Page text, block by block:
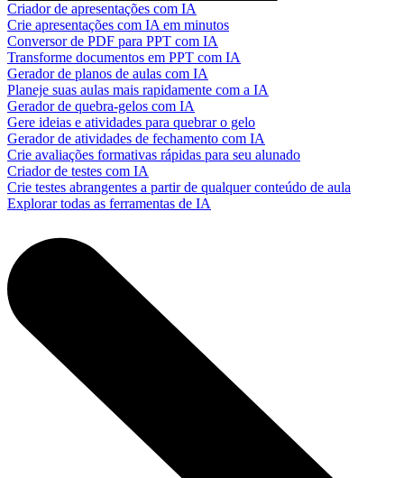
Criador de apresentações com IA
Crie apresentações com IA em minutos
Conversor de PDF para PPT com IA
Transforme documentos em PPT com IA
Gerador de planos de aulas com IA
Planeje suas aulas mais rapidamente com a IA
Gerador de quebra-gelos com IA
Gere ideias e atividades para quebrar o gelo
Gerador de atividades de fechamento com IA
Crie avaliações formativas rápidas para seu alunado
Criador de testes com IA
Crie testes abrangentes a partir de qualquer conteúdo de aula
Explorar todas as ferramentas de IA